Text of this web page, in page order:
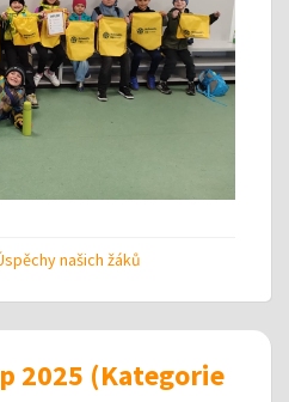
našich žáků
2025 (Kategorie